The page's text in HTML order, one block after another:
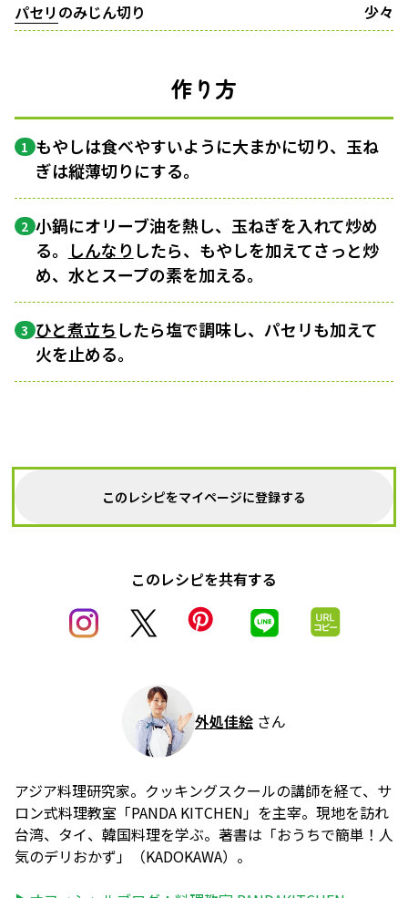
パセリ のみじん切り 少々
作り方
1 もやしは食べやすいように大まかに切り、玉ね
ぎは縦薄切りにする。
2 小鍋にオリーブ油を熱し、玉ねぎを入れて炒め
る。 しんなり したら、もやしを加えてさっと炒
め、水とスープの素を加える。
3 ひと煮立ち したら塩で調味し、パセリも加えて
火を止める。
このレシピをマイページに登録する
このレシピを共有する
外処佳絵 さん
アジア料理研究家。クッキングスクールの講師を経て、サ
ロン式料理教室「PANDA KITCHEN」を主宰。現地を訪れ
台湾、タイ、韓国料理を学ぶ。著書は「おうちで簡単！人
気のデリおかず」（KADOKAWA）。